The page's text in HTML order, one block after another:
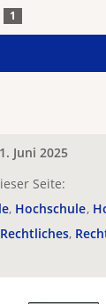
1
Juni 2025
Seite:
Hochschule
Rechtliches